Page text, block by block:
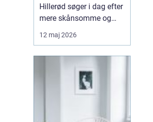
Hillerød søger i dag efter
mere skånsomme og
målrettede måder at få
det bedre på. Her skiller
kombinerer ro, fokus og
dyb mental foran...
12 maj 2026